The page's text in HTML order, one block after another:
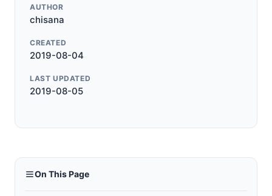
AUTHOR
chisana
CREATED
2019-08-04
LAST UPDATED
2019-08-05
On This Page